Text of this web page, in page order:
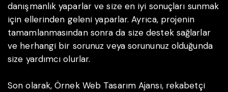
danışmanlık yaparlar ve size en iyi sonuçları sunmak
için ellerinden geleni yaparlar. Ayrıca, projenin
tamamlanmasından sonra da size destek sağlarlar
ve herhangi bir sorunuz veya sorununuz olduğunda
size yardımcı olurlar.
Son olarak, Örnek Web Tasarım Ajansı, rekabetçi